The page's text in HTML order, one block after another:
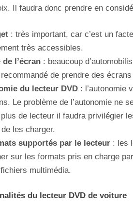
Il faudra donc prendre en
: très important, car c’est un
très accessibles.
l’écran: beaucoup
de prendre des
du lecteur DVD: l’autonomie
Le problème de l’autonomie ne
de lecteur il faudra privilégier
les charger.
supportés par le lecteur: les
sur les formats pris en charge
multimédia.
du lecteur DVD de voiture